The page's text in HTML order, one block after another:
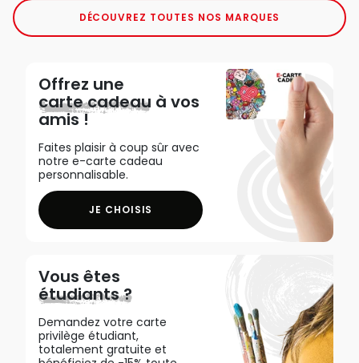
DÉCOUVREZ TOUTES NOS MARQUES
Offrez une
carte cadeau à vos
amis !
Faites plaisir à coup sûr avec
notre e-carte cadeau
personnalisable.
JE CHOISIS
Vous êtes
étudiants ?
Demandez votre carte
privilège étudiant,
totalement gratuite et